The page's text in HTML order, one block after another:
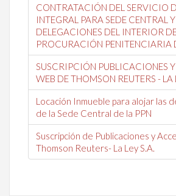
CONTRATACIÓN DEL SERVICIO
INTEGRAL PARA SEDE CENTRAL Y
DELEGACIONES DEL INTERIOR
PROCURACIÓN PENITENCIARIA
SUSCRIPCIÓN PUBLICACIONES
WEB DE THOMSON REUTERS - LA
Locación Inmueble para alojar las
de la Sede Central de la PPN
Suscripción de Publicaciones y
Thomson Reuters- La Ley S.A.